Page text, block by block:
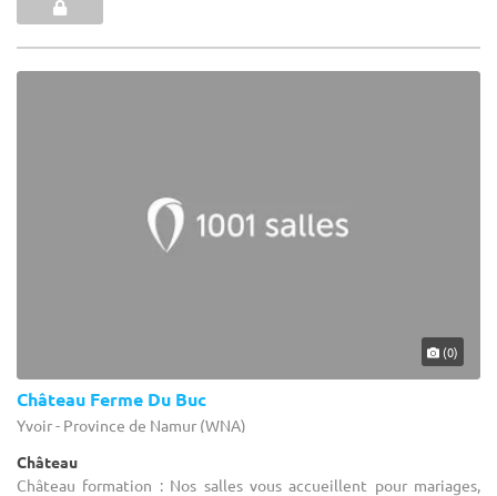
(0)
Château Ferme Du Buc
Yvoir - Province de Namur (WNA)
Château
Château formation : Nos salles vous accueillent pour mariages,